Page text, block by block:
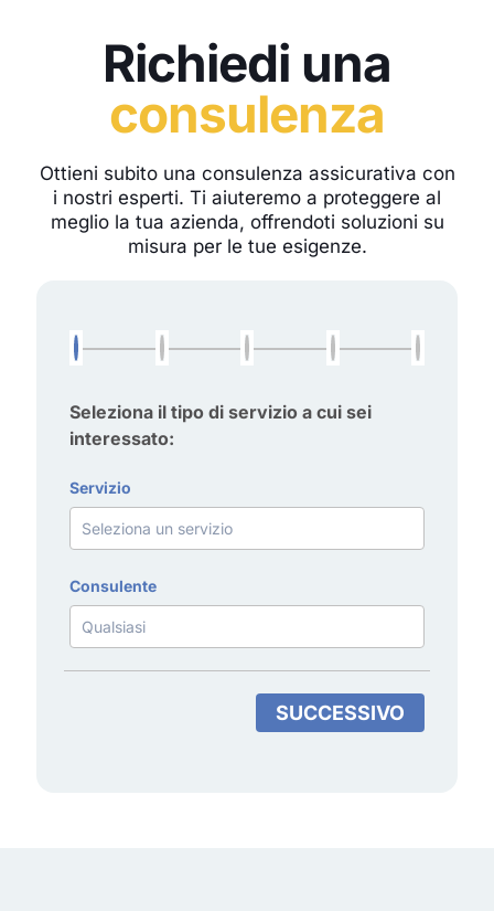
Richiedi una
consulenza
Ottieni subito una consulenza assicurativa con
i nostri esperti. Ti aiuteremo a proteggere al
meglio la tua azienda, offrendoti soluzioni su
misura per le tue esigenze.
Seleziona il tipo di servizio a cui sei
interessato:
Servizio
Consulente
SUCCESSIVO